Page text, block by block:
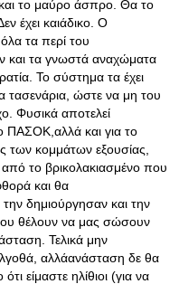
το μαύρο άσπρο. Θα το
έχει καιάδικο. Ο
τα περί του
και τα γνωστά αναχώματα
Το σύστημα τα έχει
τασενάρια, ώστε να μη του
Φυσικά αποτελεί
ΠΑΣΟΚ,αλλά και για το
των κομμάτων εξουσίας,
το βρικολακιασμένο που
και θα
δημιούργησαν και την
θέλουν να μας σώσουν
Τελικά μην
αλλάανάσταση δε θα
είμαστε ηλίθιοι (για να